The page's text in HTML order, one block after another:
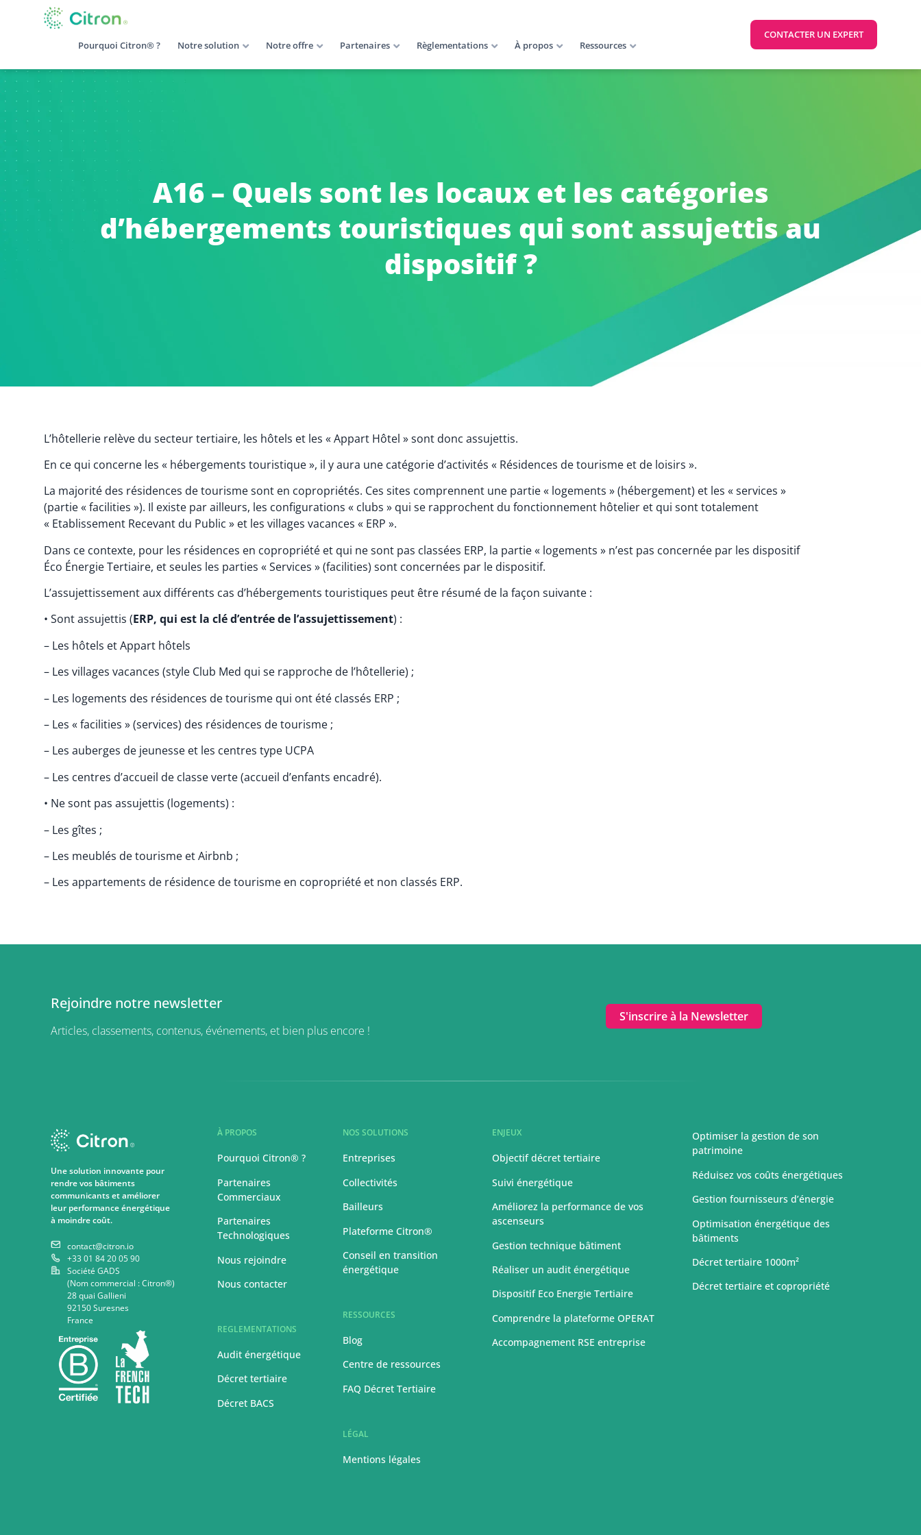
Pourquoi Citron® ? Notre solution Notre offre Partenaires Règlementations À propos Ressources
CONTACTER UN EXPERT
A16 – Quels sont les locaux et les catégories
d’hébergements touristiques qui sont assujettis au
dispositif ?
L’hôtellerie relève du secteur tertiaire, les hôtels et les « Appart Hôtel » sont donc assujettis.
En ce qui concerne les « hébergements touristique », il y aura une catégorie d’activités « Résidences de tourisme et de loisirs ».
La majorité des résidences de tourisme sont en copropriétés. Ces sites comprennent une partie « logements » (hébergement) et les « services »
(partie « facilities »). Il existe par ailleurs, les configurations « clubs » qui se rapprochent du fonctionnement hôtelier et qui sont totalement
« Etablissement Recevant du Public » et les villages vacances « ERP ».
Dans ce contexte, pour les résidences en copropriété et qui ne sont pas classées ERP, la partie « logements » n’est pas concernée par les dispositif
Éco Énergie Tertiaire, et seules les parties « Services » (facilities) sont concernées par le dispositif.
L’assujettissement aux différents cas d’hébergements touristiques peut être résumé de la façon suivante :
• Sont assujettis (ERP, qui est la clé d’entrée de l’assujettissement) :
– Les hôtels et Appart hôtels
– Les villages vacances (style Club Med qui se rapproche de l’hôtellerie) ;
– Les logements des résidences de tourisme qui ont été classés ERP ;
– Les « facilities » (services) des résidences de tourisme ;
– Les auberges de jeunesse et les centres type UCPA
– Les centres d’accueil de classe verte (accueil d’enfants encadré).
• Ne sont pas assujettis (logements) :
– Les gîtes ;
– Les meublés de tourisme et Airbnb ;
– Les appartements de résidence de tourisme en copropriété et non classés ERP.
Rejoindre notre newsletter
Articles, classements, contenus, événements, et bien plus encore !
S'inscrire à la Newsletter
Une solution innovante pour
rendre vos bâtiments
communicants et améliorer
leur performance énergétique
à moindre coût.
contact@citron.io
+33 01 84 20 05 90
Société GADS
(Nom commercial : Citron®)
28 quai Gallieni
92150 Suresnes
France
À PROPOS
Pourquoi Citron® ?
Partenaires
Commerciaux
Partenaires
Technologiques
Nous rejoindre
Nous contacter
REGLEMENTATIONS
Audit énergétique
Décret tertiaire
Décret BACS
NOS SOLUTIONS
Entreprises
Collectivités
Bailleurs
Plateforme Citron®
Conseil en transition
énergétique
RESSOURCES
Blog
Centre de ressources
FAQ Décret Tertiaire
LÉGAL
Mentions légales
ENJEUX
Objectif décret tertiaire
Suivi énergétique
Améliorez la performance de vos
ascenseurs
Gestion technique bâtiment
Réaliser un audit énergétique
Dispositif Eco Energie Tertiaire
Comprendre la plateforme OPERAT
Accompagnement RSE entreprise
Optimiser la gestion de son
patrimoine
Réduisez vos coûts énergétiques
Gestion fournisseurs d’énergie
Optimisation énergétique des
bâtiments
Décret tertiaire 1000m²
Décret tertiaire et copropriété